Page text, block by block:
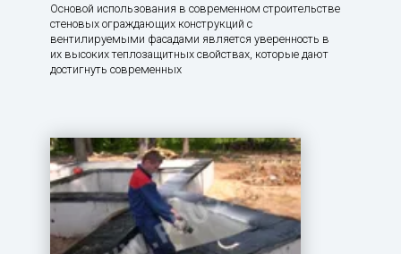
Основой использования в современном строительстве
стеновых ограждающих конструкций с
вентилируемыми фасадами является уверенность в
их высоких теплозащитных свойствах, которые дают
достигнуть современных